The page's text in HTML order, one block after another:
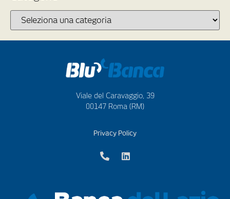
Viale del Caravaggio, 39
00147 Roma (RM)
Privacy Policy